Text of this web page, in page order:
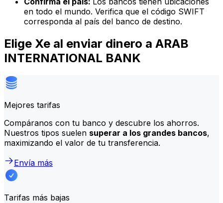
en todo el mundo. Verifica que el código SWIFT
corresponda al país del banco de destino.
Elige Xe al enviar dinero a ARAB
INTERNATIONAL BANK
Mejores tarifas
Compáranos con tu banco y descubre los ahorros.
Nuestros tipos suelen superar a los grandes bancos,
maximizando el valor de tu transferencia.
Envía más
Tarifas más bajas